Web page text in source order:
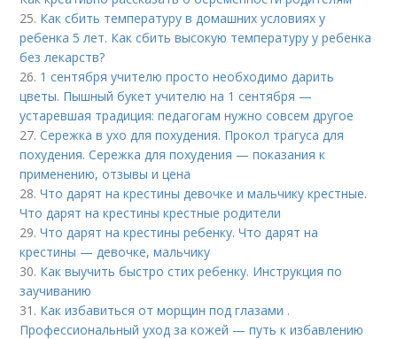
25. Как сбить температуру в домашних условиях у
ребенка 5 лет. Как сбить высокую температуру у ребенка
без лекарств?
26. 1 сентября учителю просто необходимо дарить
цветы. Пышный букет учителю на 1 сентября —
устаревшая традиция: педагогам нужно совсем другое
27.Сережка в ухо для похудения. Прокол трагуса для
похудения. Сережка для похудения — показания к
применению, отзывы и цена
28.Что дарят на крестины девочке и мальчику крестные.
Что дарят на крестины крестные родители
29.Что дарят на крестины ребенку. Что дарят на
крестины — девочке, мальчику
30. Как выучить быстро стих ребенку. Инструкция по
заучиванию
31. Как избавиться от морщин под глазами .
Профессиональный уход за кожей — путь к избавлению